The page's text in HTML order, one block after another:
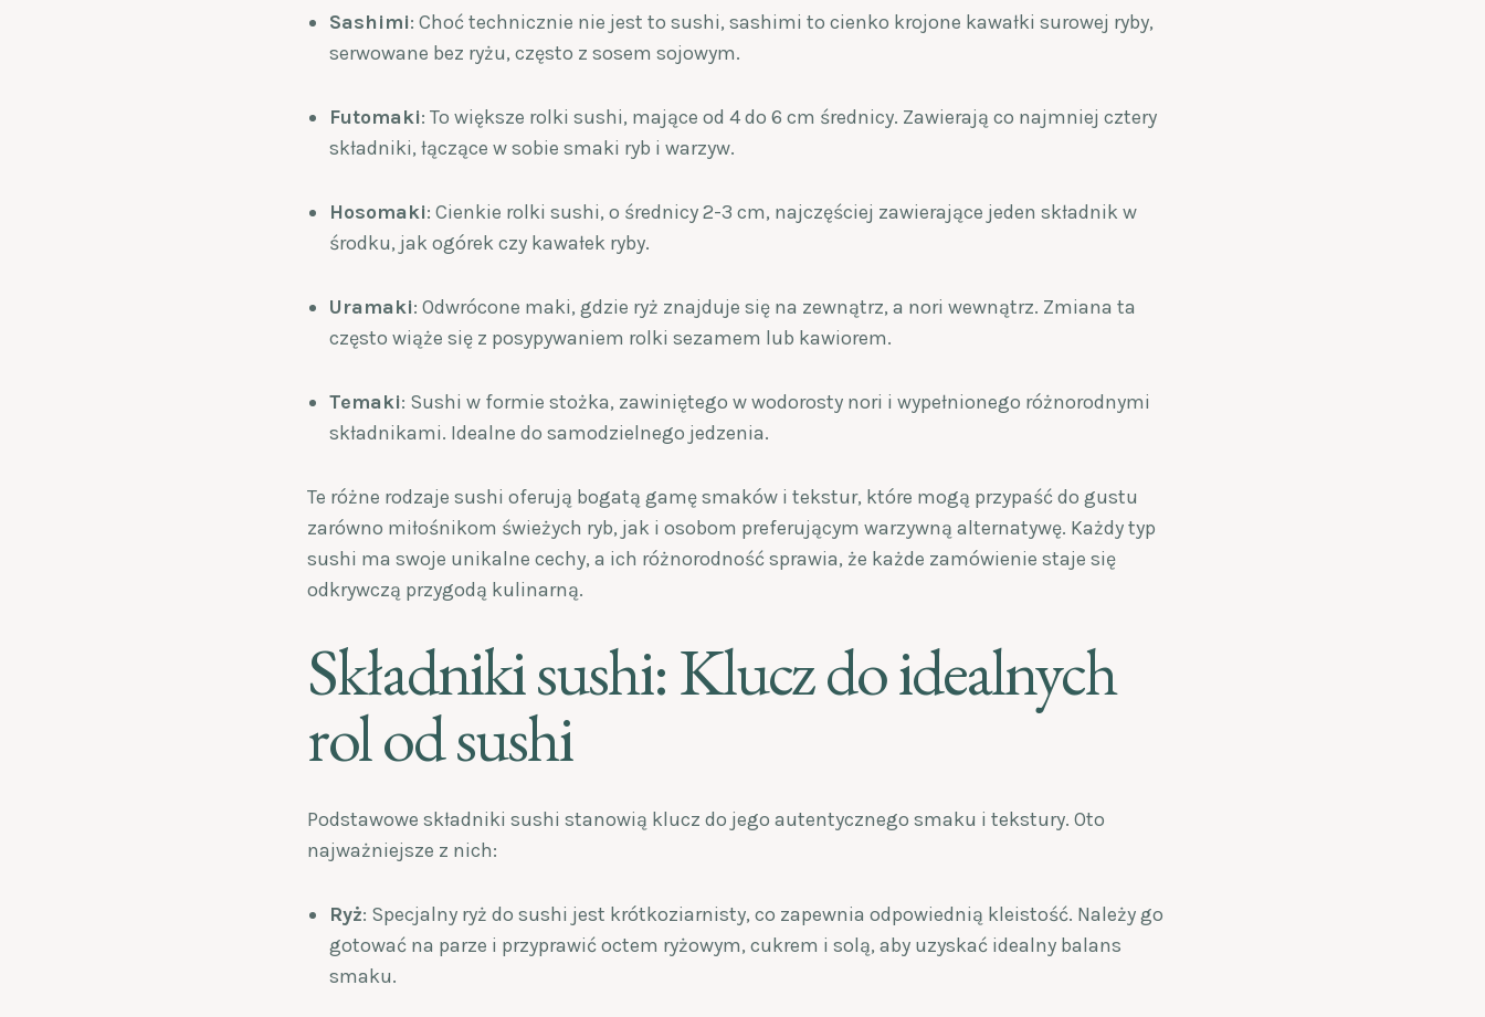
Sashimi: Choć technicznie nie jest to sushi, sashimi to cienko krojone kawałki surowej ryby,
serwowane bez ryżu, często z sosem sojowym.
Futomaki: To większe rolki sushi, mające od 4 do 6 cm średnicy. Zawierają co najmniej cztery
składniki, łączące w sobie smaki ryb i warzyw.
Hosomaki: Cienkie rolki sushi, o średnicy 2-3 cm, najczęściej zawierające jeden składnik w
środku, jak ogórek czy kawałek ryby.
Uramaki: Odwrócone maki, gdzie ryż znajduje się na zewnątrz, a nori wewnątrz. Zmiana ta
często wiąże się z posypywaniem rolki sezamem lub kawiorem.
Temaki: Sushi w formie stożka, zawiniętego w wodorosty nori i wypełnionego różnorodnymi
składnikami. Idealne do samodzielnego jedzenia.
Te różne rodzaje sushi oferują bogatą gamę smaków i tekstur, które mogą przypaść do gustu
zarówno miłośnikom świeżych ryb, jak i osobom preferującym warzywną alternatywę. Każdy typ
sushi ma swoje unikalne cechy, a ich różnorodność sprawia, że każde zamówienie staje się
odkrywczą przygodą kulinarną.
Składniki sushi: Klucz do idealnych
rol od sushi
Podstawowe składniki sushi stanowią klucz do jego autentycznego smaku i tekstury. Oto
najważniejsze z nich:
Ryż: Specjalny ryż do sushi jest krótkoziarnisty, co zapewnia odpowiednią kleistość. Należy go
gotować na parze i przyprawić octem ryżowym, cukrem i solą, aby uzyskać idealny balans
smaku.